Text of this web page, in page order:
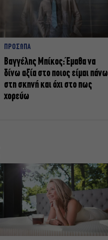
ΠΡΟΣΩΠΑ
Βαγγέλης Μπίκος: Έμαθα να
δίνω αξία στο ποιος είμαι πάνω
στη σκηνή και όχι στο πως
χορεύω